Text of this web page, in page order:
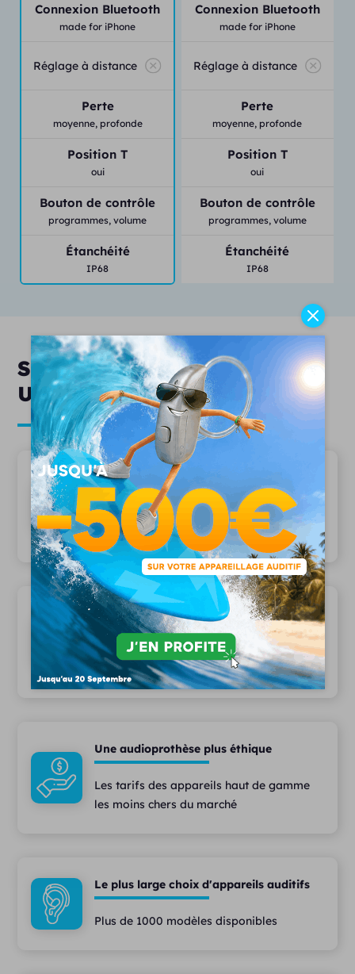
Connexion Bluetooth
made for iPhone
Réglage à distance
Perte
moyenne, profonde
Position T
oui
Bouton de contrôle
programmes, volume
Étanchéité
IP68
Connexion Bluetooth
made for iPhone
Réglage à distance
Perte
moyenne, profonde
Position T
oui
Bouton de contrôle
programmes, volume
Étanchéité
IP68
Services & engagements
Unisson
20 ans d'expertise
Depuis 2006, plus 15 000 patients nous
font confiance
Une équipe pluridisciplinaire
Des audioprothésistes diplômés,
assistant(e)s et techniciens à votre écoute
Une audioprothèse plus éthique
Les tarifs des appareils haut de gamme
les moins chers du marché
Le plus large choix d'appareils auditifs
Plus de 1000 modèles disponibles